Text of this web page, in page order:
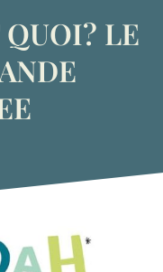
QUOI? LE